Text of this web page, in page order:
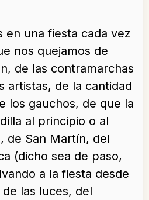
en una fiesta cada vez
nos quejamos de
de las contramarchas
artistas, de la cantidad
los gauchos, de que la
al principio o al
de San Martín, del
(dicho sea de paso,
a la fiesta desde
las luces, del